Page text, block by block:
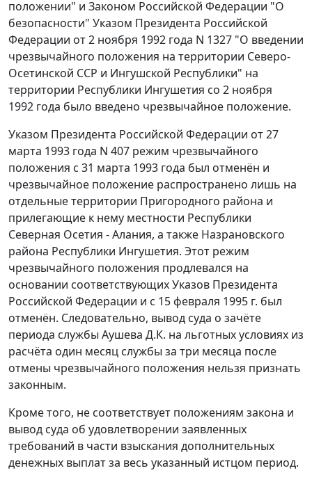
положении" и Законом Российской Федерации "О
безопасности" Указом Президента Российской
Федерации от 2 ноября 1992 года N 1327 "О введении
чрезвычайного положения на территории Северо-
Осетинской ССР и Ингушской Республики" на
территории Республики Ингушетия со 2 ноября
1992 года было введено чрезвычайное положение.
Указом Президента Российской Федерации от 27
марта 1993 года N 407 режим чрезвычайного
положения с 31 марта 1993 года был отменён и
чрезвычайное положение распространено лишь на
отдельные территории Пригородного района и
прилегающие к нему местности Республики
Северная Осетия - Алания, а также Назрановского
района Республики Ингушетия. Этот режим
чрезвычайного положения продлевался на
основании соответствующих Указов Президента
Российской Федерации и с 15 февраля 1995 г. был
отменён. Следовательно, вывод суда о зачёте
периода службы Аушева Д.К. на льготных условиях из
расчёта один месяц службы за три месяца после
отмены чрезвычайного положения нельзя признать
законным.
Кроме того, не соответствует положениям закона и
вывод суда об удовлетворении заявленных
требований в части взыскания дополнительных
денежных выплат за весь указанный истцом период.